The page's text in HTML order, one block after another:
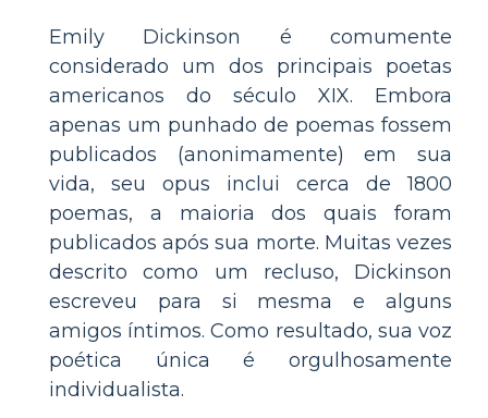
Emily Dickinson é comumente
considerado um dos principais poetas
americanos do século XIX. Embora
apenas um punhado de poemas fossem
publicados (anonimamente) em sua
vida, seu opus inclui cerca de 1800
poemas, a maioria dos quais foram
publicados após sua morte. Muitas vezes
descrito como um recluso, Dickinson
escreveu para si mesma e alguns
amigos íntimos. Como resultado, sua voz
poética única é orgulhosamente
individualista.